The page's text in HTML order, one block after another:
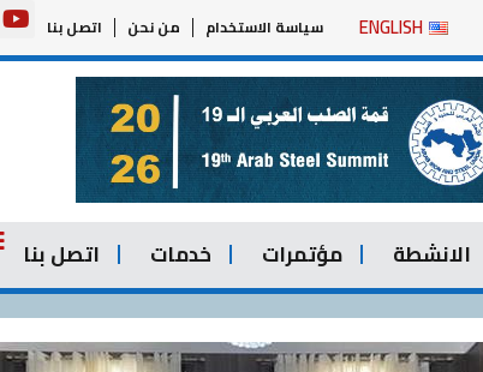
ENGLISH سياسة الاستخدام من نحن اتصل بنا
Y
o
u
الانشطة مؤتمرات خدمات اتصل بنا